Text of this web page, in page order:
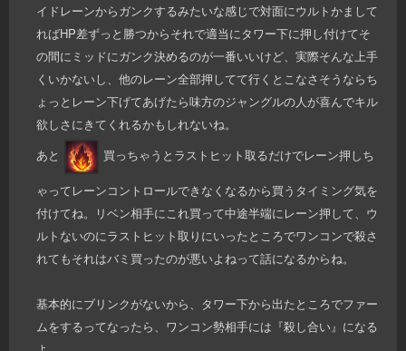
イドレーンからガンクするみたいな感じで対面にウルトかまして
ればHP差ずっと勝つからそれで適当にタワー下に押し付けてそ
の間にミッドにガンク決めるのが一番いいけど、実際そんな上手
くいかないし、他のレーン全部押してて行くとこなさそうならち
ょっとレーン下げてあげたら味方のジャングルの人が喜んでキル
欲しさにきてくれるかもしれないね。
あと
買っちゃうとラストヒット取るだけでレーン押しち
ゃってレーンコントロールできなくなるから買うタイミング気を
付けてね。リベン相手にこれ買って中途半端にレーン押して、ウ
ルトないのにラストヒット取りにいったところでワンコンで殺さ
れてもそれはバミ買ったのが悪いよねって話になるからね。
基本的にブリンクがないから、タワー下から出たところでファー
ムをするってなったら、ワンコン勢相手には『殺し合い』になる